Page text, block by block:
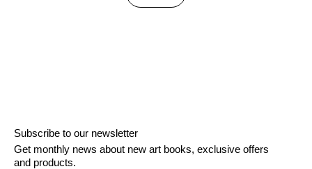
Subscribe to our newsletter
Get monthly news about new art books, exclusive offers
and products.